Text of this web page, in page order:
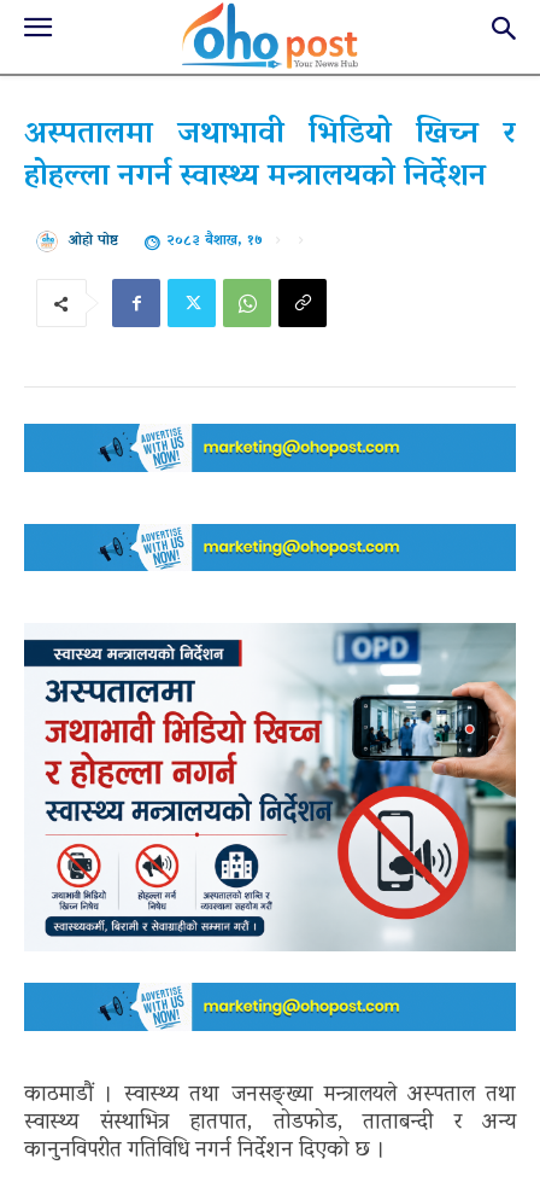
अस्पतालमा जथाभावी भिडियो खिच्न र
होहल्ला नगर्न स्वास्थ्य मन्त्रालयको निर्देशन
ओहो पोष्ट २०८३ बैशाख, १७
काठमाडौं । स्वास्थ्य तथा जनसङ्ख्या मन्त्रालयले अस्पताल तथा
स्वास्थ्य संस्थाभित्र हातपात, तोडफोड, ताताबन्दी र अन्य
कानुनविपरीत गतिविधि नगर्न निर्देशन दिएको छ ।